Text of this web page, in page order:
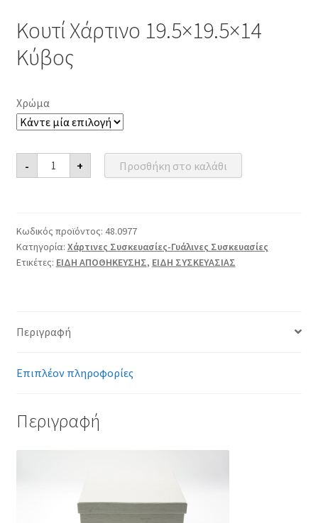
Κουτί Χάρτινο 19.5×19.5×14
Κύβος
Χρώμα
-
Κουτί
Χάρτινο
19.5x19.5x14
+ Προσθήκη στο καλάθι
Κωδικός προϊόντος: 48.0977
Κατηγορία: Χάρτινες Συσκευασίες-Γυάλινες Συσκευασίες
Ετικέτες: ΕΙΔΗ ΑΠΟΘΗΚΕΥΣΗΣ, ΕΙΔΗ ΣΥΣΚΕΥΑΣΙΑΣ
Περιγραφή
Επιπλέον πληροφορίες
Περιγραφή